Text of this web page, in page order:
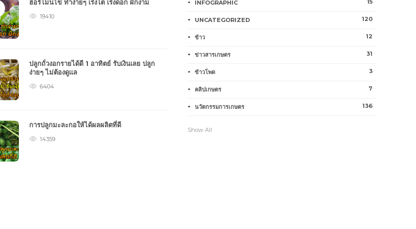
ฮอร์โมนไข่ ทำง่ายๆ เร่งโต เร่งดอก ผักงาม
19410
ปลูกถั่วงอกรายได้ดี 1 อาทิตย์ รับเงินเลย ปลูก
ง่ายๆ ไม่ต้องดูแล
6404
การปลูกมะละกอให้ได้ผลผลิตที่ดี
14359
INFOGRAPHIC 15
UNCATEGORIZED 120
ข้าว 12
ข่าวสารเกษตร 31
ข้าวโพด 3
คลิปเกษตร 7
นวัตกรรมการเกษตร 136
Show All